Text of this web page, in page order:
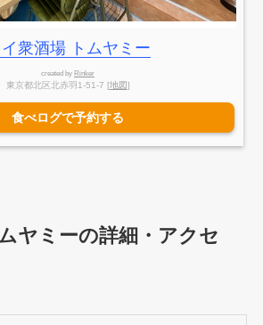
イ衆酒場 トムヤミー
created by Rinker
東京都北区北赤羽1-51-7 [地図]
食べログで予約する
ヤミーの詳細・アクセ